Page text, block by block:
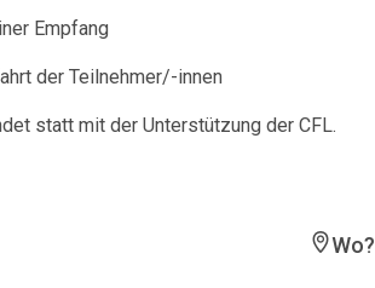
Empfang
Teilnehmer/-innen
statt mit der Unterstützung der CFL.
Wo?